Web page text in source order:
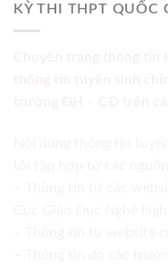
KỲ THI THPT QUỐC